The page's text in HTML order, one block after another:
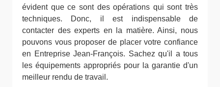
évident que ce sont des opérations qui sont très
techniques. Donc, il est indispensable de
contacter des experts en la matière. Ainsi, nous
pouvons vous proposer de placer votre confiance
en Entreprise Jean-François. Sachez qu'il a tous
les équipements appropriés pour la garantie d'un
meilleur rendu de travail.